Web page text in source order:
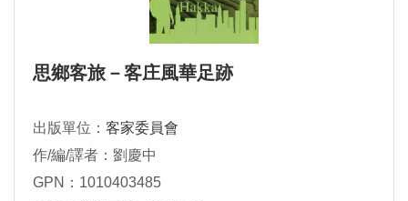
思鄉客旅－客庄風華足跡
出版單位： 客家委員會
作/編/譯者：劉慶中
GPN：1010403485